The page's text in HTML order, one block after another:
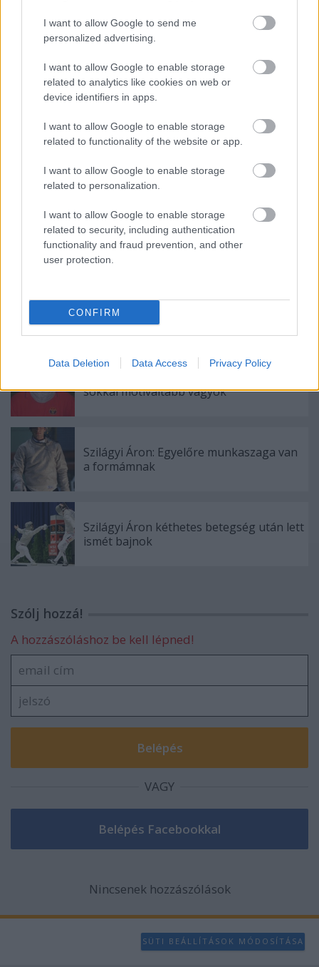
I want to allow Google to send me
personalized advertising.
I want to allow Google to enable storage
related to analytics like cookies on web or
device identifiers in apps.
I want to allow Google to enable storage
related to functionality of the website or app.
I want to allow Google to enable storage
related to personalization.
I want to allow Google to enable storage
related to security, including authentication
functionality and fraud prevention, and other
user protection.
CONFIRM
Data Deletion Data Access Privacy Policy
említeni a pengéket, melyeknek cseréje 10 ezer forint
körül mozog. Kezdőknél ez ritkán törik, de egy
havi 4-5 törés is előfordulhat.
Ajánlott bejegyzések:
Az orrműtéten átesett Szilágyi Áron
nehezen tűri a semmittevést
Szilágyi Áron kirobbanó formában várja a
budapesti Grand Prix-t
sokkal motiváltabb vagyok
Szilágyi Áron: Egyelőre munkaszaga van
a formámnak
Szilágyi Áron kéthetes betegség után lett
ismét bajnok
Szólj hozzá!
A hozzászóláshoz be kell lépned!
VAGY
Nincsenek hozzászólások
SÜTI BEÁLLÍTÁSOK MÓDOSÍTÁSA